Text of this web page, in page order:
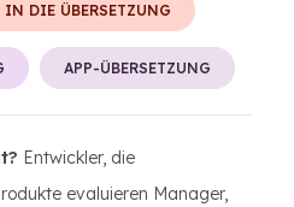
DIE ÜBERSETZUNG
APP-ÜBERSETZUNG
Entwickler, die
evaluieren Manager,